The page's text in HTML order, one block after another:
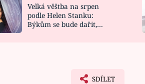
DESIGN
Velká věštba na srpen
podle Helen Stanku:
Býkům se bude dařit,
SDÍLET